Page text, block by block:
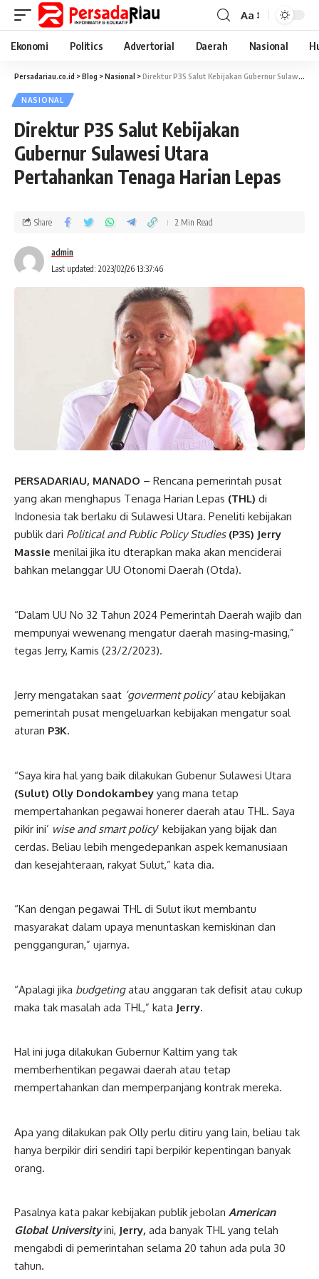
Aa
Ekonomi Politics Advertorial Daerah Nasional
Persadariau.co.id >Blog >Nasional >Direktur P3S Salut Kebijakan Gubernur Sulawesi Utara Pertahankan Tenaga Harian Lepas
NASIONAL
Direktur P3S Salut Kebijakan
Gubernur Sulawesi Utara
Pertahankan Tenaga Harian Lepas
Last updated: 2023/02/26 13:37:46
admin
Share 2 Min Read
PERSADARIAU, MANADO – Rencana pemerintah pusat
yang akan menghapus Tenaga Harian Lepas (THL) di
Indonesia tak berlaku di Sulawesi Utara. Peneliti kebijakan
publik dari Political and Public Policy Studies (P3S) Jerry
Massie menilai jika itu dterapkan maka akan menciderai
bahkan melanggar UU Otonomi Daerah (Otda).
“Dalam UU No 32 Tahun 2024 Pemerintah Daerah wajib dan
mempunyai wewenang mengatur daerah masing-masing,”
tegas Jerry, Kamis (23/2/2023).
Jerry mengatakan saat ‘goverment policy’atau kebijakan
pemerintah pusat mengeluarkan kebijakan mengatur soal
aturan P3K.
“Saya kira hal yang baik dilakukan Gubenur Sulawesi Utara
(Sulut) Olly Dondokambey yang mana tetap
mempertahankan pegawai honerer daerah atau THL. Saya
pikir ini’ wise and smart policy’ kebijakan yang bijak dan
cerdas. Beliau lebih mengedepankan aspek kemanusiaan
dan kesejahteraan, rakyat Sulut,” kata dia.
“Kan dengan pegawai THL di Sulut ikut membantu
masyarakat dalam upaya menuntaskan kemiskinan dan
pengganguran,” ujarnya.
“Apalagi jika budgetingatau anggaran tak defisit atau cukup
maka tak masalah ada THL,” kata Jerry.
Hal ini juga dilakukan Gubernur Kaltim yang tak
memberhentikan pegawai daerah atau tetap
mempertahankan dan memperpanjang kontrak mereka.
Apa yang dilakukan pak Olly perlu ditiru yang lain, beliau tak
hanya berpikir diri sendiri tapi berpikir kepentingan banyak
orang.
Pasalnya kata pakar kebijakan publik jebolan American
Global Universityini, Jerry, ada banyak THL yang telah
mengabdi di pemerintahan selama 20 tahun ada pula 30
tahun.